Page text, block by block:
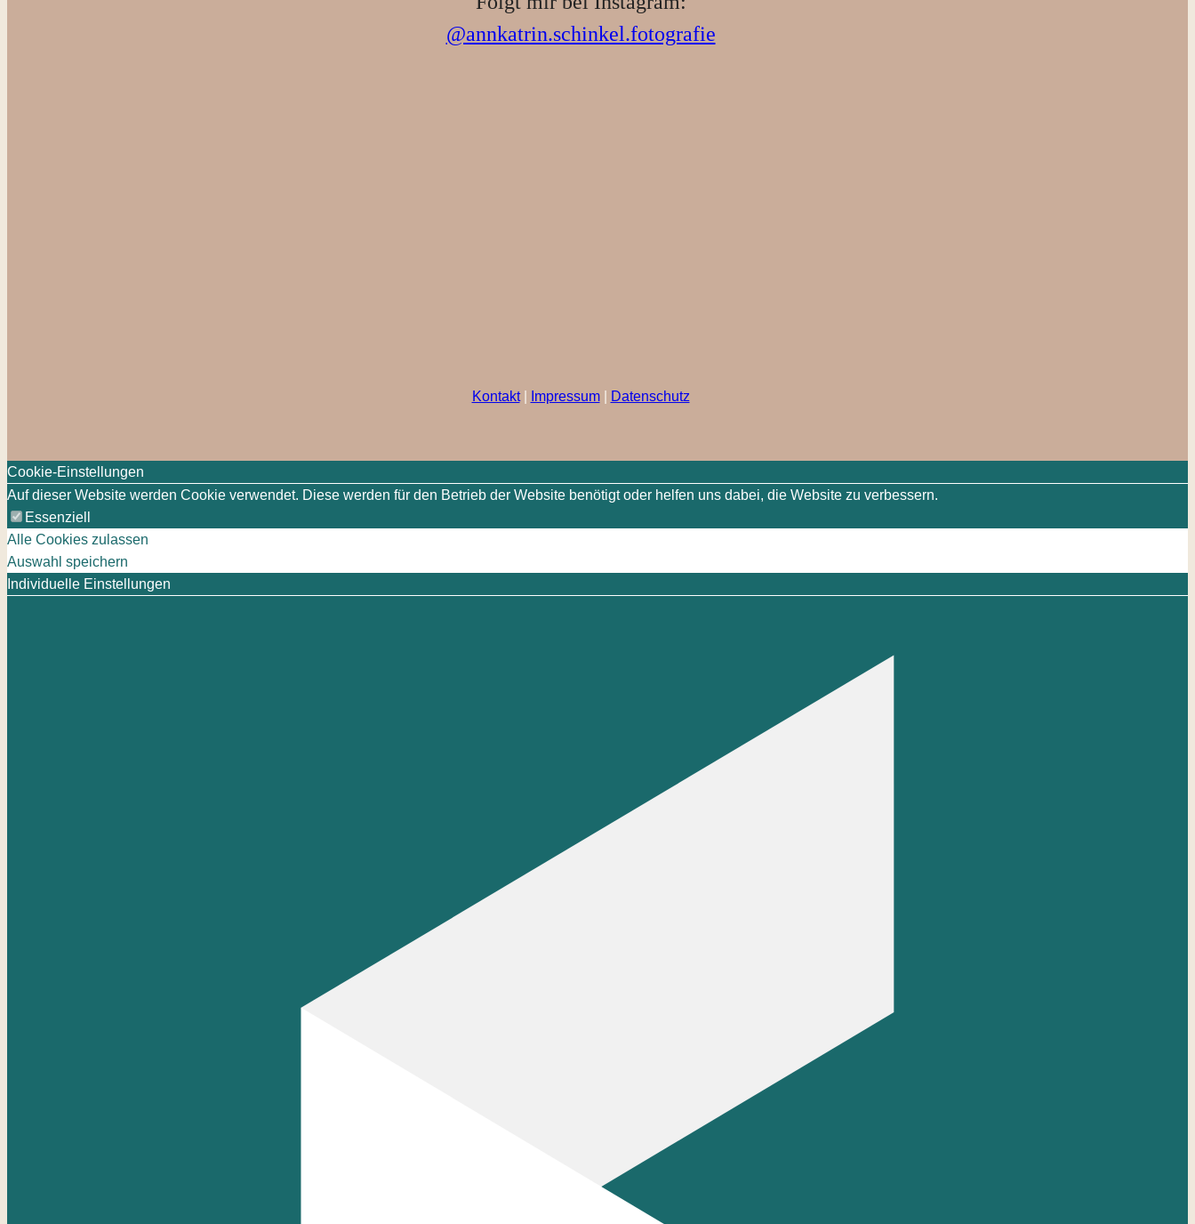
@annkatrin.schinkel.fotografie
Kontakt| Impressum| Datenschutz
Cookie-Einstellungen
Auf dieser Website werden Cookie verwendet. Diese werden für den Betrieb der Website benötigt oder helfen uns dabei, die Website zu verbessern.
Essenziell
Alle Cookies zulassen
Auswahl speichern
Individuelle Einstellungen